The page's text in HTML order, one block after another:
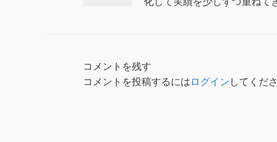
コメントを残す
コメントを投稿するには ログイン してくださ